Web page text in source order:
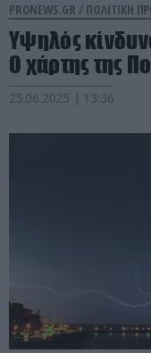
PRONEWS.GR / ΠΟΛΙΤΙΚΗ
Υψηλός
Ο χάρτης της
25.06.2025 | 13:36